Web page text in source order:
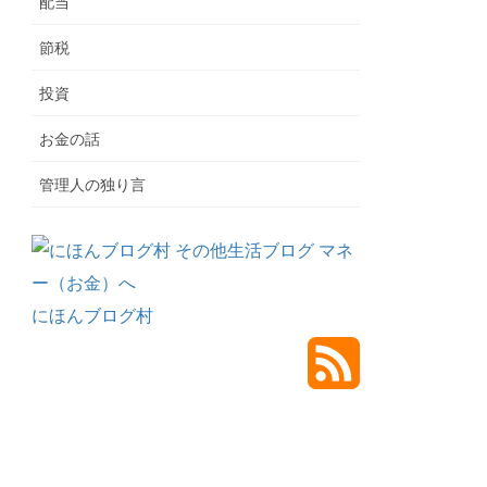
節税
投資
お金の話
管理人の独り言
にほんブログ村